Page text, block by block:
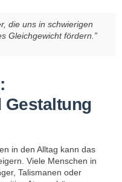
die uns in schwierigen
Gleichgewicht fördern.”
in den Alltag kann das
Viele Menschen in
Talismanen oder